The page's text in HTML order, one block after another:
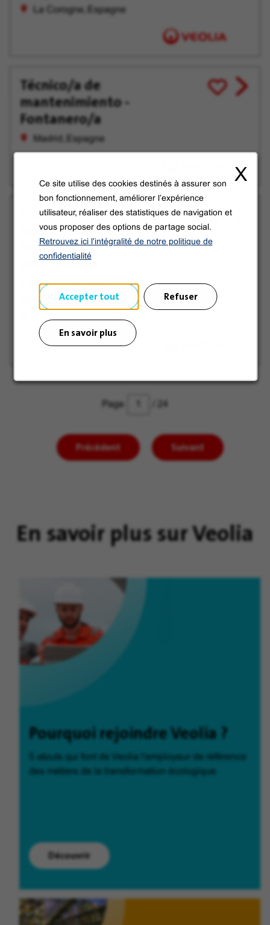
X
Ce site utilise des cookies destinés à assurer son
bon fonctionnement, améliorer l’expérience
utilisateur, réaliser des statistiques de navigation et
vous proposer des options de partage social.
Retrouvez ici l'intégralité de notre politique de
confidentialité
Accepter tout Refuser
En savoir plus
La Corogne, Espagne
Técnico/a de
mantenimiento -
Fontanero/a
Madrid, Espagne
Enregistrer
pour
View
job
Técnico/a de
Mantenimiento
Polivalente
(Electricidad,
Climatización,
etc.)
Vecindario, Espagne
Enregistrer
pour
plus
View
Page
Précédent Suivant
En savoir plus sur Veolia
Pourquoi rejoindre Veolia ?
5 atouts qui font de Veolia l'employeur de référence
des métiers de la transformation écologique.
Découvrir